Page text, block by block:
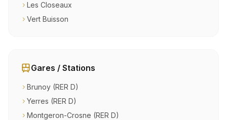
Les Closeaux
Vert Buisson
Gares / Stations
Brunoy (RER D)
Yerres (RER D)
Montgeron-Crosne (RER D)